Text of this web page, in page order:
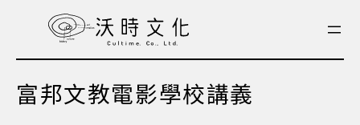
富邦文教電影學校講義